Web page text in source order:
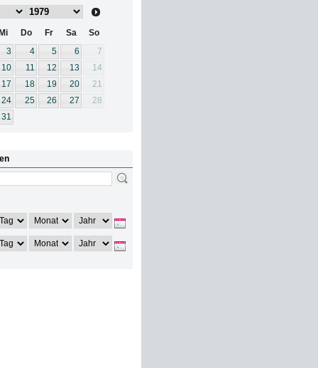
Do Fr Sa
So
3
4 5 6
7
10
11 12 13
14
17
18 19 20
21
24
25 26 27
28
31